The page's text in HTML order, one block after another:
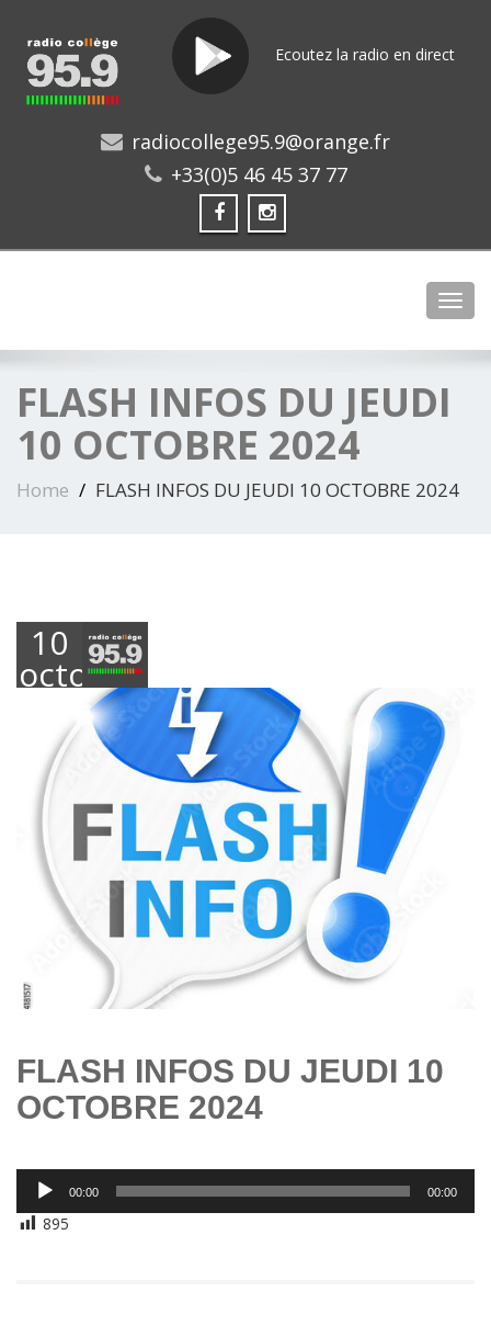
Ecoutez la radio en direct
radiocollege95.9@orange.fr
+33(0)5 46 45 37 77
FLASH INFOS DU JEUDI
10 OCTOBRE 2024
Home FLASH INFOS DU JEUDI 10 OCTOBRE 2024
10
octobre
2024
FLASH INFOS DU JEUDI 10
OCTOBRE 2024
Lecteur
audio
00:00 00:00
895